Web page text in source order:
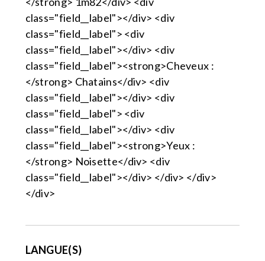
class="field__label"></div> <div
class="field__label"> <div
class="field__label"></div> <div
class="field__label"><strong>Cheveux :
</strong> Chatains</div> <div
class="field__label"></div> <div
class="field__label"> <div
class="field__label"></div> <div
class="field__label"><strong>Yeux :
</strong> Noisette</div> <div
class="field__label"></div> </div> </div>
</div>
LANGUE(S)